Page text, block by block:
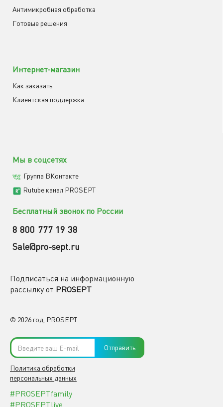
Антимикробная обработка
Готовые решения
Интернет-магазин
Как заказать
Клиентская поддержка
Мы в соцсетях
Группа ВКонтакте
Rutube канал PROSEPT
Бесплатный звонок по России
8 800 777 19 38
Sale@pro-sept.ru
Подписаться на информационную
рассылку от PROSEPT
© 2026 год, PROSEPT
Отправить
Политика обработки
персональных данных
#PROSEPTfamily
#PROSEPTlive